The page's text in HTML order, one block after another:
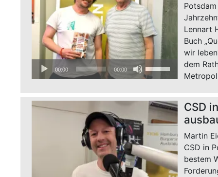
Audio-
Player
00:00 00:00
Hoch/Runter
um
die
Lautstärke
zu
regeln.
Lennart
Buch
wir
dem
CSD
Martin
CSD in
bestem